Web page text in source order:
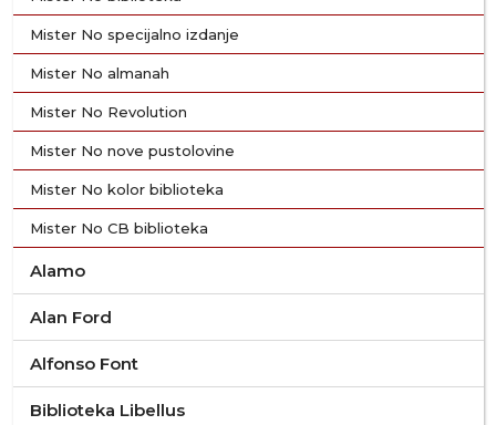
Mister No specijalno izdanje
Mister No almanah
Mister No Revolution
Mister No nove pustolovine
Mister No kolor biblioteka
Mister No CB biblioteka
Alamo
Alan Ford
Alfonso Font
Biblioteka Libellus